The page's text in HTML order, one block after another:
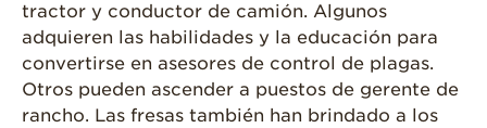
tractor y conductor de camión. Algunos
adquieren las habilidades y la educación para
convertirse en asesores de control de plagas.
Otros pueden ascender a puestos de gerente de
rancho. Las fresas también han brindado a los